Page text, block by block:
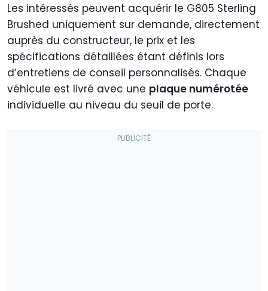
Les intéressés peuvent acquérir le G805 Sterling
Brushed uniquement sur demande, directement
auprès du constructeur, le prix et les
spécifications détaillées étant définis lors
d’entretiens de conseil personnalisés. Chaque
véhicule est livré avec une plaque numérotée
individuelle au niveau du seuil de porte.